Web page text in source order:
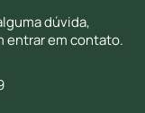
dúvida,
entrar em contato.